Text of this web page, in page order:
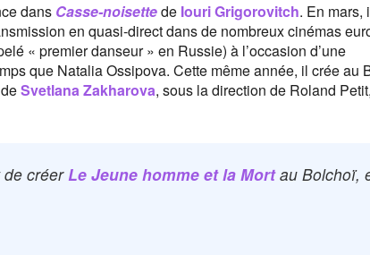
dans Casse-noisettede Iouri Grigorovitch. En mars,
en quasi-direct dans de nombreux cinémas
« premier danseur » en Russie) à l’occasion d’une
que Natalia Ossipova. Cette même année, il crée au
Svetlana Zakharova, sous la direction de Roland
de créerLe Jeune homme et la Mortau Bolchoï,